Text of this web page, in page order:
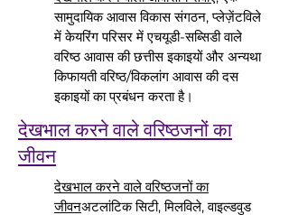
सामुदायिक आवास विकास संगठन, प्लेज़ेंटविले
में केयरिंग परिसर में एचयूडी-सब्सिडी वाले
वरिष्ठ आवास की छत्तीस इकाइयों और अन्यथा
किफायती वरिष्ठ/विकलांग आवास की दस
इकाइयों का प्रबंधन करता है।
देखभाल करने वाले वरिष्ठजनों का
जीवन
देखभाल करने वाले वरिष्ठजनों का
जीवनअटलांटिक सिटी, मिलविले, वाइल्डवुड